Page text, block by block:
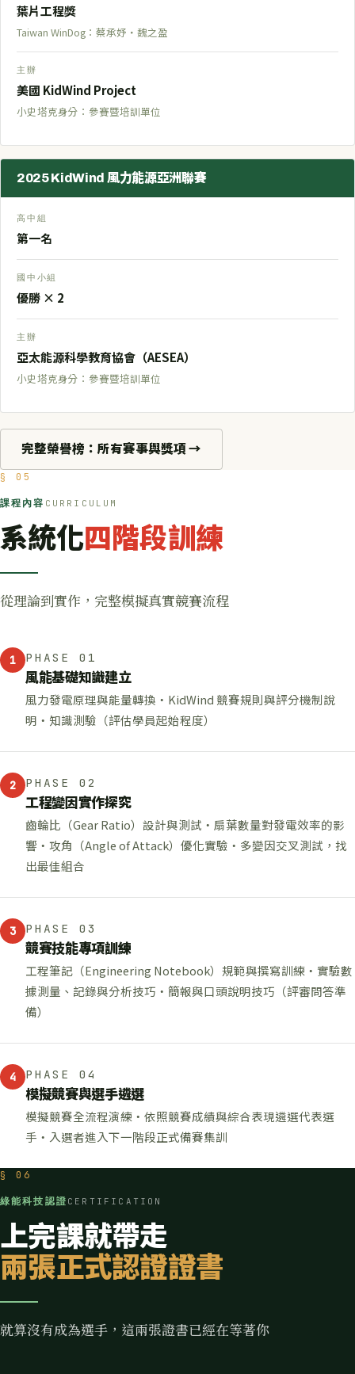
葉片工程獎
Taiwan WinDog：蔡承妤・魏之盈
主辦
美國 KidWind Project
小史塔克身分：參賽暨培訓單位
2025 KidWind 風力能源亞洲聯賽
高中組
第一名
國中小組
優勝 × 2
主辦
亞太能源科學教育協會（AESEA）
小史塔克身分：參賽暨培訓單位
完整榮譽榜：所有賽事與獎項 →
§ 05
課程內容 CURRICULUM
系統化四階段訓練
從理論到實作，完整模擬真實競賽流程
1
PHASE 01
風能基礎知識建立
風力發電原理與能量轉換・KidWind 競賽規則與評分機制說
明・知識測驗（評估學員起始程度）
2
PHASE 02
工程變因實作探究
齒輪比（Gear Ratio）設計與測試・扇葉數量對發電效率的影
響・攻角（Angle of Attack）優化實驗・多變因交叉測試，找
出最佳組合
3
PHASE 03
競賽技能專項訓練
工程筆記（Engineering Notebook）規範與撰寫訓練・實驗數
據測量、記錄與分析技巧・簡報與口頭說明技巧（評審問答準
備）
4
PHASE 04
模擬競賽與選手遴選
模擬競賽全流程演練・依照競賽成績與綜合表現遴選代表選
手・入選者進入下一階段正式備賽集訓
§ 06
綠能科技認證 CERTIFICATION
上完課就帶走
兩張正式認證證書
就算沒有成為選手，這兩張證書已經在等著你